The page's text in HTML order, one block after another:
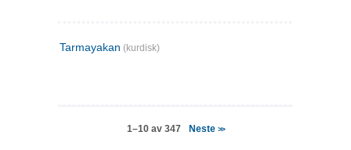
Tarmayakan (kurdisk)
1–10 av 347 Neste >>